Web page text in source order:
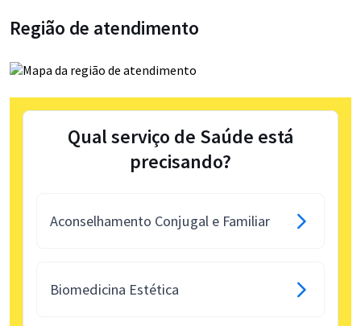
Região de atendimento
Qual serviço de Saúde está
precisando?
Aconselhamento Conjugal e Familiar
Biomedicina Estética